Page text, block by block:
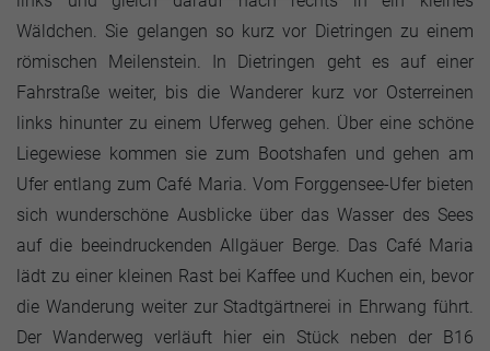
Wäldchen. Sie gelangen so kurz vor Dietringen zu einem
römischen Meilenstein. In Dietringen geht es auf einer
Fahrstraße weiter, bis die Wanderer kurz vor Osterreinen
links hinunter zu einem Uferweg gehen. Über eine schöne
Liegewiese kommen sie zum Bootshafen und gehen am
Ufer entlang zum Café Maria. Vom Forggensee-Ufer bieten
sich wunderschöne Ausblicke über das Wasser des Sees
auf die beeindruckenden Allgäuer Berge. Das Café Maria
lädt zu einer kleinen Rast bei Kaffee und Kuchen ein, bevor
die Wanderung weiter zur Stadtgärtnerei in Ehrwang führt.
Der Wanderweg verläuft hier ein Stück neben der B16